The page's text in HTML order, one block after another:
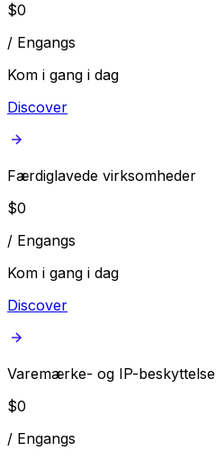
$0
/ Engangs
Kom i gang i dag
Discover
Færdiglavede virksomheder
$0
/ Engangs
Kom i gang i dag
Discover
Varemærke- og IP-beskyttelse
$0
/ Engangs